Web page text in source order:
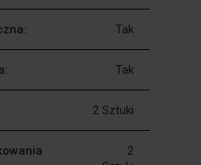
Tak
Tak
2 Sztuki
2